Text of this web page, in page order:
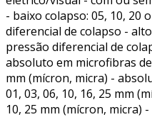
- baixo colapso: 05, 10, 20
diferencial de colapso -
pressão diferencial de
absoluto em microfibras de
mm (mícron, micra) -
01, 03, 06, 10, 16, 25 mm
10, 25 mm (mícron, micra)